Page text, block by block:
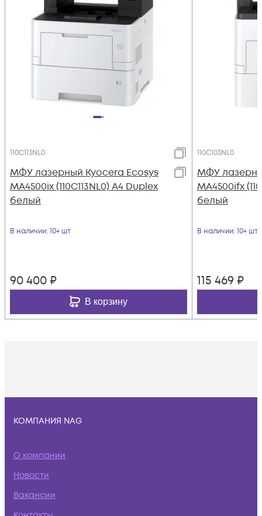
110C113NL0
МФУ лазерный Kyocera Ecosys
MA4500ix (110C113NL0) A4 Duplex
белый
В наличии: 10+ шт
90 400 ₽
В корзину
110C103NL0
МФУ
MA4500ifx
белый
В наличии: 10+ шт
115 469 ₽
КОМПАНИЯ NAG
О компании
Новости
Вакансии